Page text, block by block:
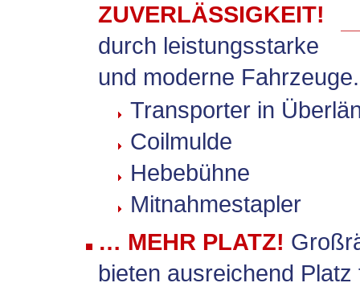
ZUVERLÄSSIGKEIT!
durch leistungsstarke
und moderne Fahrzeuge.
Transporter in
Coilmulde
Hebebühne
Mitnahmestapler
… MEHR PLATZ!
bieten ausreichend